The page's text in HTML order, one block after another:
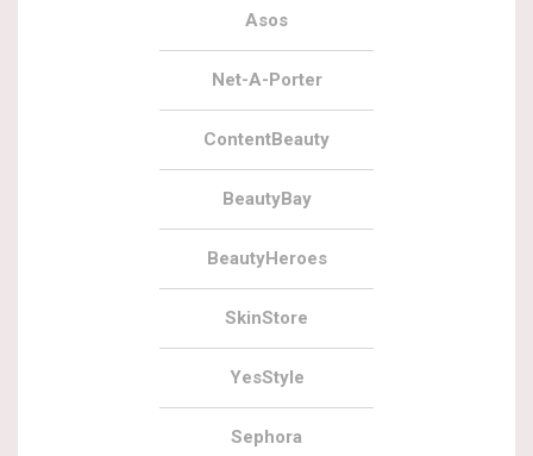
Asos
Net-A-Porter
ContentBeauty
BeautyBay
BeautyHeroes
SkinStore
YesStyle
Sephora